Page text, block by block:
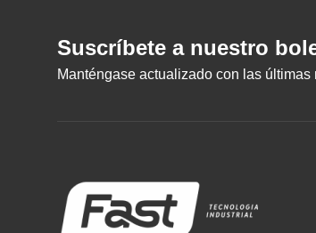
Suscríbete a nuestro
Manténgase actualizado con las